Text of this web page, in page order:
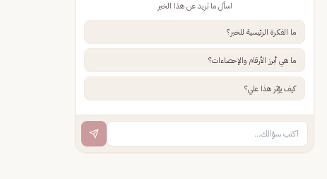
اسأل ما تريد عن هذا الخبر
ما الفكرة الرئيسية للخبر؟
ما هي أبرز الأرقام والإحصاءات؟
كيف يؤثر هذا علي؟